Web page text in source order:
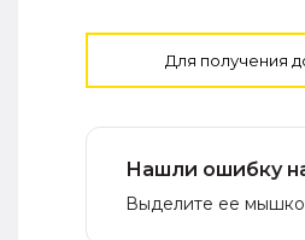
Для получения
Нашли ошибку
Выделите ее